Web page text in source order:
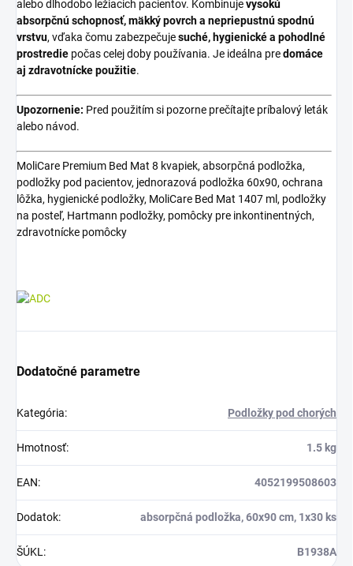
alebo dlhodobo ležiacich pacientov. Kombinujevysokú
absorpčnú schopnosť, mäkký povrch a nepriepustnú spodnú
vrstvu, vďaka čomu zabezpečujesuché, hygienické a pohodlné
prostredie počas celej doby používania. Je ideálna predomáce
aj zdravotnícke použitie.
Upozornenie: Pred použitím si pozorne prečítajte príbalový leták
alebo návod.
MoliCare Premium Bed Mat 8 kvapiek, absorpčná podložka,
podložky pod pacientov, jednorazová podložka 60x90, ochrana
lôžka, hygienické podložky, MoliCare Bed Mat 1407 ml, podložky
na posteľ, Hartmann podložky, pomôcky pre inkontinentných,
zdravotnícke pomôcky
Dodatočné parametre
Kategória: Podložky pod chorých
Hmotnosť: 1.5 kg
EAN: 4052199508603
Dodatok: absorpčná podložka, 60x90 cm, 1x30 ks
ŠÚKL : B1938A